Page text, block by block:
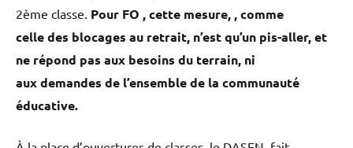
2ème classe. Pour FO , cette mesure, , comme
celle des blocages au retrait, n’est qu’un pis-aller, et
ne répond pas aux besoins du terrain, ni
aux demandes de l’ensemble de la communauté
éducative.